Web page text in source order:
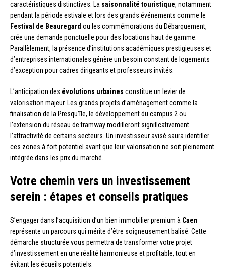
caractéristiques distinctives. La saisonnalité touristique, notamment
pendant la période estivale et lors des grands événements comme le
Festival de Beauregard ou les commémorations du Débarquement,
crée une demande ponctuelle pour des locations haut de gamme.
Parallèlement, la présence d’institutions académiques prestigieuses et
d’entreprises internationales génère un besoin constant de logements
d’exception pour cadres dirigeants et professeurs invités.
L’anticipation des évolutions urbaines constitue un levier de
valorisation majeur. Les grands projets d’aménagement comme la
finalisation de la Presqu’île, le développement du campus 2 ou
l’extension du réseau de tramway modifieront significativement
l’attractivité de certains secteurs. Un investisseur avisé saura identifier
ces zones à fort potentiel avant que leur valorisation ne soit pleinement
intégrée dans les prix du marché.
Votre chemin vers un investissement
serein : étapes et conseils pratiques
S’engager dans l’acquisition d’un bien immobilier premium à Caen
représente un parcours qui mérite d’être soigneusement balisé. Cette
démarche structurée vous permettra de transformer votre projet
d’investissement en une réalité harmonieuse et profitable, tout en
évitant les écueils potentiels.